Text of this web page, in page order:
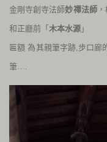
金剛寺創寺法師妙禪法師，
和正廳前「 木本水源 」
匾額 為其親筆字跡,步口廊
筆….